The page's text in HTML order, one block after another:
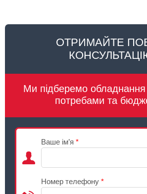
ОТРИМАЙТЕ
Ми підберемо
потребами та
Ваше ім’я *
Номер телефону *